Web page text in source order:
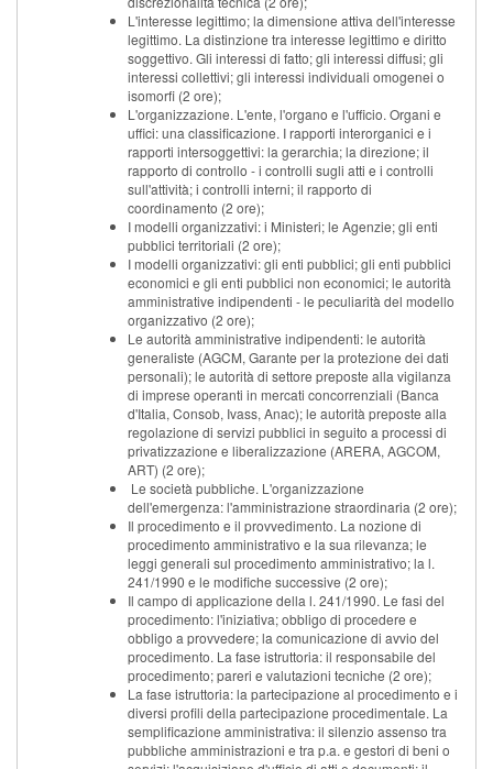
L'interesse legittimo; la dimensione attiva dell'interesse
legittimo. La distinzione tra interesse legittimo e diritto
soggettivo. Gli interessi di fatto; gli interessi diffusi; gli
interessi collettivi; gli interessi individuali omogenei o
isomorfi (2 ore);
L'organizzazione. L'ente, l'organo e l'ufficio. Organi e
uffici: una classificazione. I rapporti interorganici e i
rapporti intersoggettivi: la gerarchia; la direzione; il
rapporto di controllo - i controlli sugli atti e i controlli
sull'attività; i controlli interni; il rapporto di
coordinamento (2 ore);
I modelli organizzativi: i Ministeri; le Agenzie; gli enti
pubblici territoriali (2 ore);
I modelli organizzativi: gli enti pubblici; gli enti pubblici
economici e gli enti pubblici non economici; le autorità
amministrative indipendenti - le peculiarità del modello
organizzativo (2 ore);
Le autorità amministrative indipendenti: le autorità
generaliste (AGCM, Garante per la protezione dei dati
personali); le autorità di settore preposte alla vigilanza
di imprese operanti in mercati concorrenziali (Banca
d'Italia, Consob, Ivass, Anac); le autorità preposte alla
regolazione di servizi pubblici in seguito a processi di
privatizzazione e liberalizzazione (ARERA, AGCOM,
ART) (2 ore);
Le società pubbliche. L'organizzazione
dell'emergenza: l'amministrazione straordinaria (2 ore);
Il procedimento e il provvedimento. La nozione di
procedimento amministrativo e la sua rilevanza; le
leggi generali sul procedimento amministrativo; la l.
241/1990 e le modifiche successive (2 ore);
Il campo di applicazione della l. 241/1990. Le fasi del
procedimento: l'iniziativa; obbligo di procedere e
obbligo a provvedere; la comunicazione di avvio del
procedimento. La fase istruttoria: il responsabile del
procedimento; pareri e valutazioni tecniche (2 ore);
La fase istruttoria: la partecipazione al procedimento e i
diversi profili della partecipazione procedimentale. La
semplificazione amministrativa: il silenzio assenso tra
pubbliche amministrazioni e tra p.a. e gestori di beni o